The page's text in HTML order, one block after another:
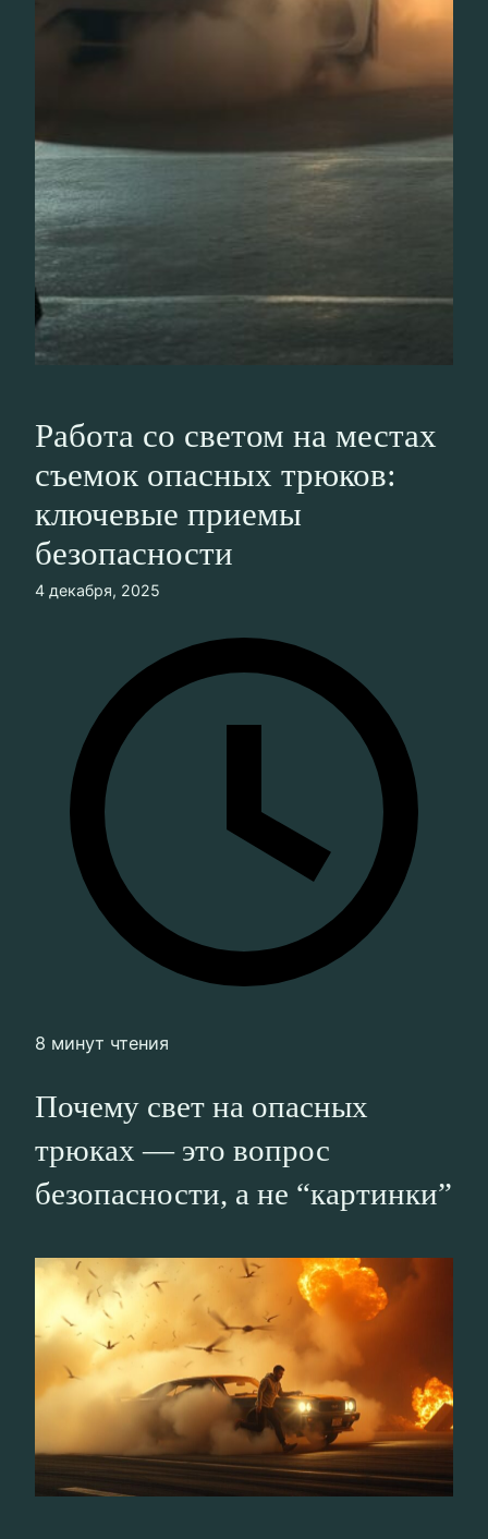
Работа со светом на местах
съемок опасных трюков:
ключевые приемы
безопасности
4 декабря, 2025
8 минут чтения
Почему свет на опасных
трюках — это вопрос
безопасности, а не “картинки”